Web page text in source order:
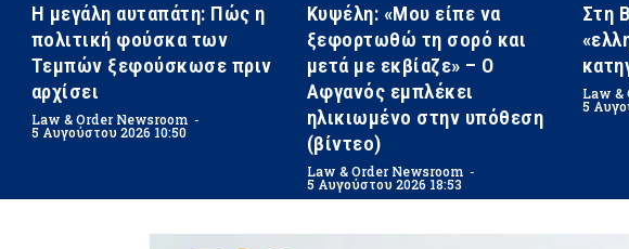
Η μεγάλη αυταπάτη: Πώς η
πολιτική φούσκα των
Τεμπών ξεφούσκωσε πριν
αρχίσει
Law & Order Newsroom -
5 Αυγούστου 2026 10:50
Κυψέλη: «Μου είπε να
ξεφορτωθώ τη σορό και
μετά με εκβίαζε» – Ο
Αφγανός εμπλέκει
ηλικιωμένο στην υπόθεση
(βίντεο)
Law & Order Newsroom -
5 Αυγούστου 2026 18:53
Στη
Law &
5